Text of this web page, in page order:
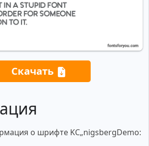
Скачать
о шрифте KС„nigsbergDemo: